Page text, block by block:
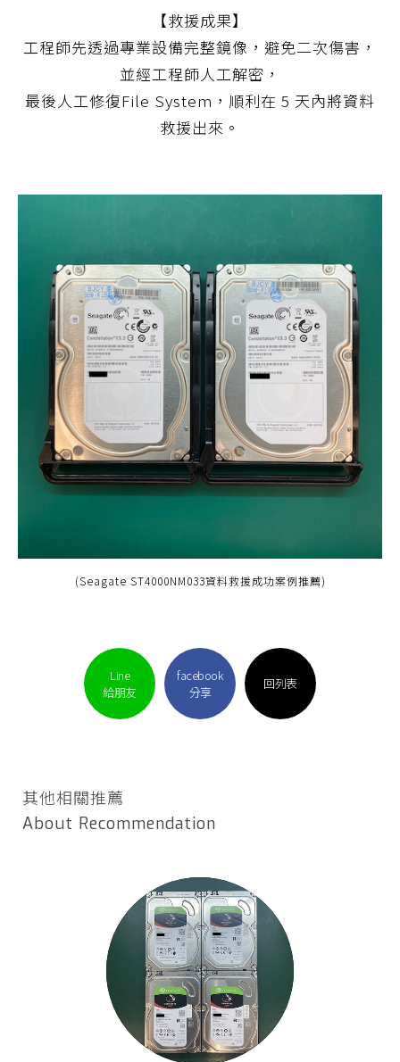
【救援成果】
工程師先透過專業設備完整鏡像，避免二次傷害，
並經工程師人工解密，
最後人工修復File System，順利在 5 天內將資料
救援出來。
(Seagate ST4000NM033資料救援成功案例推薦)
Line
給朋友
facebook
分享
回列表
其他相關推薦
About Recommendation